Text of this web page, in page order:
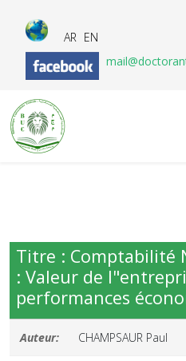
AR EN
Titre : Comptabilité
: Valeur de
performances
Auteur: CHAMPSAUR Paul